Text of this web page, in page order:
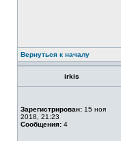
Вернуться к началу
irkis
Зарегистрирован: 15 ноя
2018, 21:23
Сообщения: 4